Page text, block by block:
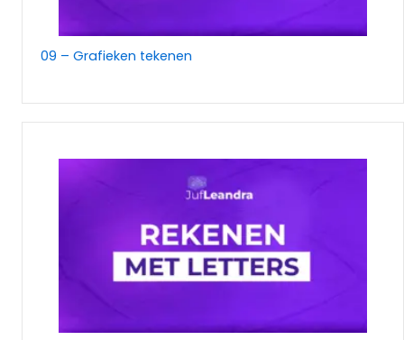
09 – Grafieken tekenen